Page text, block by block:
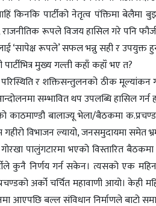
किनकि पार्टीको नेतृत्व पंक्तिमा
रूपले विजय हासिल गरे पनि
‘सापेक्ष रूपले’ सफल भन्नु सही र उपयुक्त
मुख्य गल्ती कहाँ कहॉं भए त?
परिस्थिति र शक्तिसन्तुलनको ठीक
सम्भावित थप उपलब्धि हासिल गर्न
काठमाण्डौ बालाज्यू भेला/बैठकमा
विभाजन ल्यायो, जनसमुदायमा समेत
पालुंगटारमा भएको विस्तारित
कुनै निर्णय गर्न सकेन। त्यसको एक
अर्को चर्चित महावाणी आयो।
आएपछि बल्ल संविधान निर्माणले बाटो